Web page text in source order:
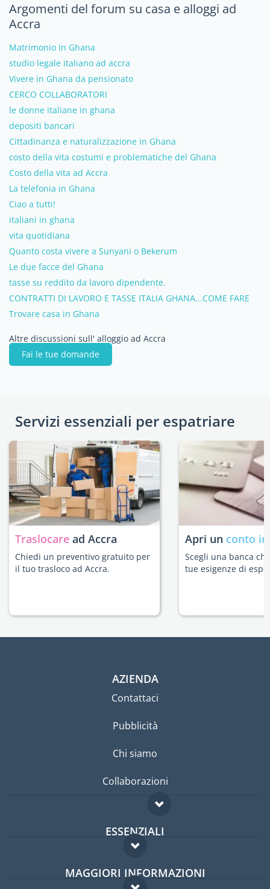
Argomenti del forum su casa e alloggi ad
Accra
Matrimonio in Ghana
studio legale italiano ad accra
Vivere in Ghana da pensionato
CERCO COLLABORATORI
le donne italiane in ghana
depositi bancari
Cittadinanza e naturalizzazione in Ghana
costo della vita costumi e problematiche del Ghana
Costo della vita ad Accra
La telefonia in Ghana
Ciao a tutti!
italiani in ghana
vita quotidiana
Quanto costa vivere a Sunyani o Bekerum
Le due facce del Ghana
tasse su reddito da lavoro dipendente.
CONTRATTI DI LAVORO E TASSE ITALIA GHANA...COME FARE
Trovare casa in Ghana
Altre discussioni sull' alloggio ad Accra
Fai le tue domande
Servizi essenziali per espatriare
Traslocare ad Accra
Chiedi un preventivo gratuito per
il tuo trasloco ad Accra.
Apri un conto
Scegli una banca
tue esigenze di
AZIENDA
Contattaci
Pubblicità
Chi siamo
Collaborazioni
ESSENZIALI
Forum per expat
Guida per expat
MAGGIORI INFORMAZIONI